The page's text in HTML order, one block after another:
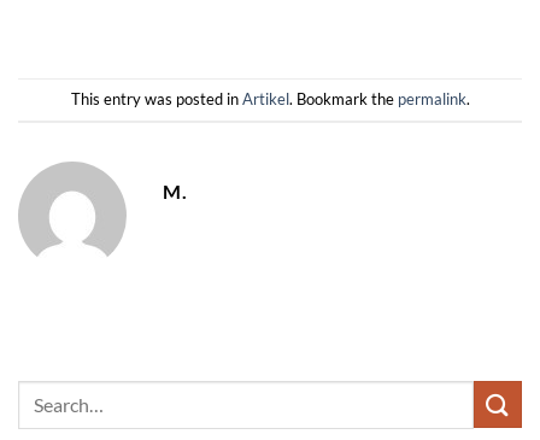
This entry was posted inArtikel. Bookmark the permalink.
M.